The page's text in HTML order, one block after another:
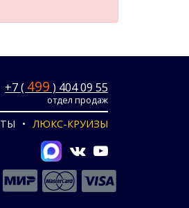
+7 ( 499 ) 404 09 55
отдел продаж
ЛЮКС-КРУИЗЫ